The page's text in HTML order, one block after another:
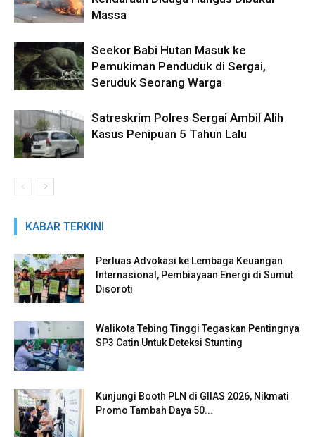
Massa
Seekor Babi Hutan Masuk ke
Pemukiman Penduduk di Sergai,
Seruduk Seorang Warga
Satreskrim Polres Sergai Ambil Alih
Kasus Penipuan 5 Tahun Lalu
KABAR TERKINI
Perluas Advokasi ke Lembaga Keuangan
Internasional, Pembiayaan Energi di Sumut
Disoroti
Walikota Tebing Tinggi Tegaskan Pentingnya
SP3 Catin Untuk Deteksi Stunting
Kunjungi Booth PLN di GIIAS 2026, Nikmati
Promo Tambah Daya 50...